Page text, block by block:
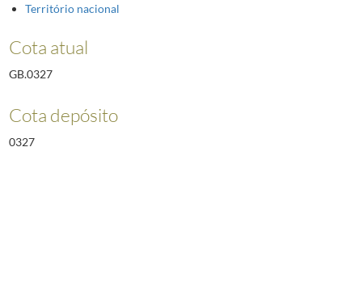
Território nacional
Cota atual
GB.0327
Cota depósito
0327